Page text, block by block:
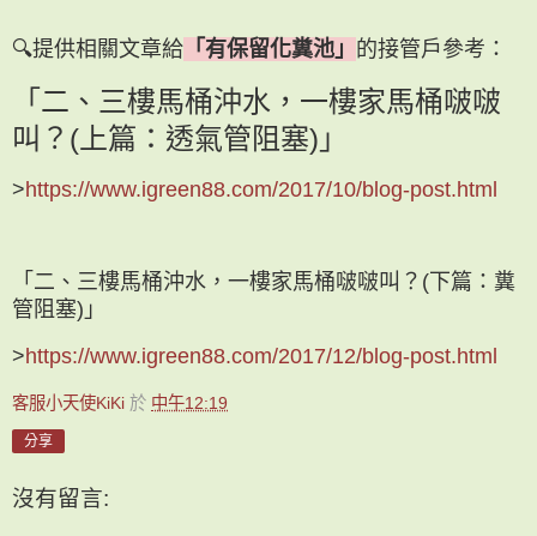
🔍提供相關文章給 「有保留化糞池」 的接管戶參考：
「二、三樓馬桶沖水，一樓家馬桶啵啵
叫？(上篇：透氣管阻塞)」
>https://www.igreen88.com/2017/10/blog-post.html
「二、三樓馬桶沖水，一樓家馬桶啵啵叫？(下篇：糞
管阻塞)」
>https://www.igreen88.com/2017/12/blog-post.html
客服小天使KiKi 於 中午12:19
分享
沒有留言: